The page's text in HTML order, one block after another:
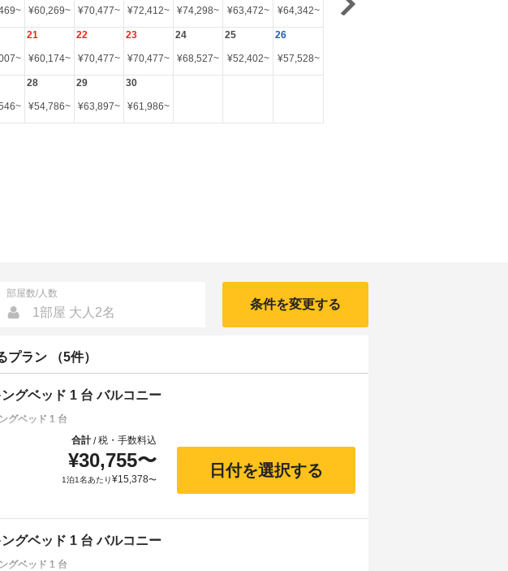
~ ¥60,269~ ¥70,477~ ¥72,412~ ¥74,298~ ¥63,472~ ¥64,342~
~
21
¥60,174~
22
¥70,477~
23
¥70,477~
24
¥68,527~
25
¥52,402~
26
¥57,528~
~
28
¥54,786~
29
¥63,897~
30
¥61,986~
部屋数/人数
1部屋 大人2名
条件を変更する
プラン （5件）
グベッド 1 台 バルコニー
グベッド 1 台
合計/税・手数料込
¥30,755〜
1泊1名あたり¥15,378〜
日付を選択する
グベッド 1 台 バルコニー
グベッド 1 台